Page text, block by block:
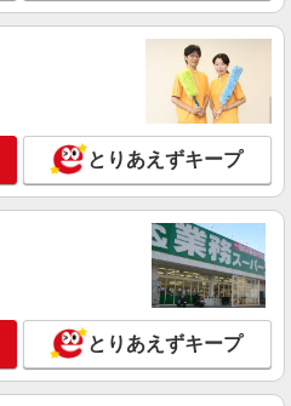
/523
＝6万9440円 水・木・金＞1240円
別途 交通費別途支給
詳細を見る
123
7,000円 別途 交通費全額支
市大堀
とりあえずキープ
とりあえずキープ